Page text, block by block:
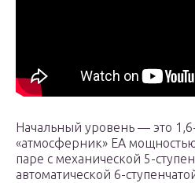
Начальный уровень — это
«атмосферник» EA
паре с механической 5-
автоматической 6-